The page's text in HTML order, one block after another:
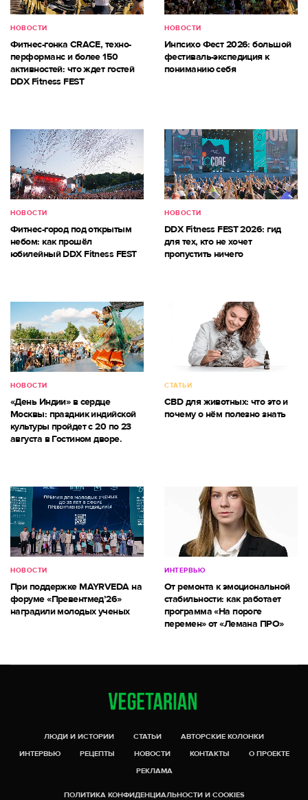
НОВОСТИ
Фитнес-гонка CRACE, техно-
перформанс и более 150
активностей: что ждет гостей
DDX Fitness FEST
НОВОСТИ
Инпсихо Фест 2026: большой
фестиваль-экспедиция к
пониманию себя
НОВОСТИ
Фитнес-город под открытым
небом: как прошёл
юбилейный DDX Fitness FEST
НОВОСТИ
DDX Fitness FEST 2026: гид
для тех, кто не хочет
пропустить ничего
НОВОСТИ
«День Индии» в сердце
Москвы: праздник индийской
культуры пройдет с 20 по 23
августа в Гостином дворе.
СТАТЬИ
CBD для животных: что это и
почему о нём полезно знать
НОВОСТИ
При поддержке MAYRVEDA на
форуме «Превентмед’26»
наградили молодых ученых
ИНТЕРВЬЮ
От ремонта к эмоциональной
стабильности: как работает
программа «На пороге
перемен» от «Лемана ПРО»
ЛЮДИ И ИСТОРИИ СТАТЬИ
АВТОРСКИЕ КОЛОНКИ
ИНТЕРВЬЮ
РЕЦЕПТЫ НОВОСТИ КОНТАКТЫ
О ПРОЕКТЕ
РЕКЛАМА
ПОЛИТИКА КОНФИДЕНЦИАЛЬНОСТИ И COOKIES